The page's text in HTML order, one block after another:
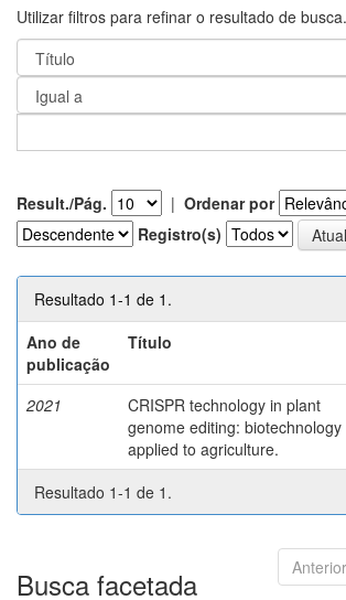
Utilizar filtros para refinar o resultado de busca.
Result./Pág. | Ordenar por
Registro(s)
Resultado 1-1 de 1.
Ano de
publicação
Título
2021
CRISPR technology in plant
genome editing: biotechnology
applied to agriculture.
Resultado 1-1 de 1.
Anterior
Busca facetada